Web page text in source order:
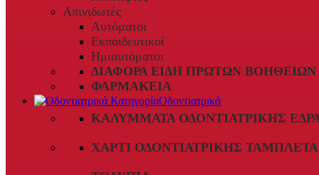
Απινιδωτές
Αυτόματοι
Εκπαιδευτικοί
Ημιαυτόματοι
ΔΙΆΦΟΡΑ ΕΊΔΗ ΠΡΏΤΩΝ ΒΟΗΘΕΙΏΝ
ΦΑΡΜΑΚΕΊΑ
Οδοντιατρικά
ΚΑΛΎΜΜΑΤΑ ΟΔΟΝΤΙΑΤΡΙΚΉΣ
ΧΑΡΤΊ ΟΔΟΝΤΙΑΤΡΙΚΉΣ